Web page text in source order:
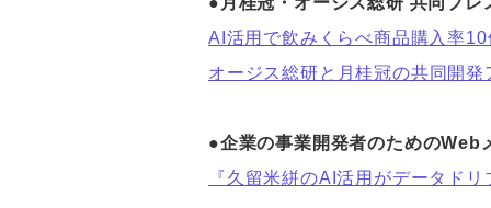
AI活用で飲みくらべ商品購入率
オージス総研と月桂冠の共同開
●企業の事業開発者のための
『久留米絣のAI活用がデータド